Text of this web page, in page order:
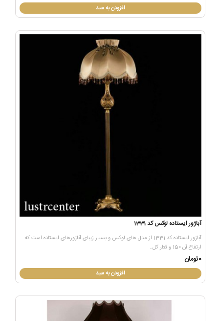
افزودن به سبد
آباژور ایستاده لوکس کد 1331
آباژور ایستاده کد 1331 از مدل های لوکس و بسیار زیبای آباژورهای ایستاده است که
ارتفاع آن 150 و قطر کل..
0تومان
افزودن به سبد